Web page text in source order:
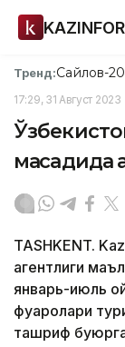
Тренд:Сайлов-
17:29, 31 Август 2023
мақсадида
TASHKENT.
агентлиги
январь-июль
фуқаролари
ташриф